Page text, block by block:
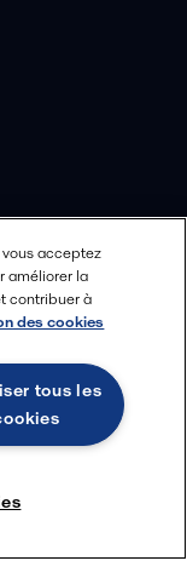
acceptez
améliorer la
contribuer à
des cookies
tous les